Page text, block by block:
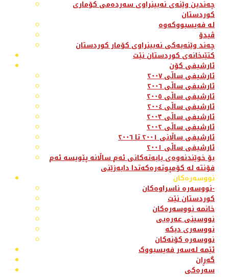
چەندین وێنەی نەبینراوی سەردەمی کۆماری
کوردستان
لە فەیسبووکەوە
ڤیدۆ
چەند وێنەیەکی نەبینراوی کۆمار کوردستان
کتێبخانەی کوردستان نێت
ئارشیفی کۆن
ئارشیفی ساڵی ٢٠٠٧
ئارشیفی ساڵی ٢٠٠٦
ئارشیفی ساڵی ٢٠٠٥
ئارشیفی ساڵی ٢٠٠٤
ئارشیفی ساڵی ٢٠٠٣
ئارشیفی ساڵی ٢٠٠٢
ئارشیفی ساڵانی ٢٠٠١ تا ٢٠٠٦
ئارشیفی ساڵی ٢٠٠١
بۆ خوێندنەوەی بابەتەکانی ئەم ساڵانە پێویسە ئەم
فۆنتە لە کۆمپوتەرەکەتدا دابەزێنی
نووسەرەکان
نووسەرە ناسراوەکان-
کوردستان نێت
خانمە نووسەرەکان
نووسینی عەرەبی
نووسەری دیکە
نووسەرە کۆنەکان
ئێمە لەسەر فەیسبووک
گەڕان
سەرەکی